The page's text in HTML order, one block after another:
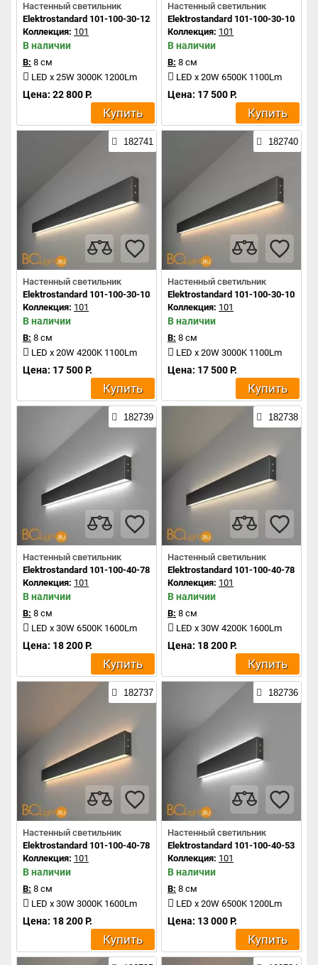
Настенный светильник
Elektrostandard 101-100-30-128 a042933
Коллекция: 101
В наличии
В: 8 см
LED x 25W 3000K 1200Lm
Цена: 22 800 Р.
Купить
Настенный светильник
Elektrostandard 101-100-30-103
Коллекция: 101
В наличии
В: 8 см
LED x 20W 6500K 1100Lm
Цена: 17 500 Р.
Купить
182741
Настенный светильник
Elektrostandard 101-100-30-103 a042930
Коллекция: 101
В наличии
В: 8 см
LED x 20W 4200K 1100Lm
Цена: 17 500 Р.
Купить
182740
Настенный светильник
Elektrostandard 101-100-30-103
Коллекция: 101
В наличии
В: 8 см
LED x 20W 3000K 1100Lm
Цена: 17 500 Р.
Купить
182739
Настенный светильник
Elektrostandard 101-100-40-78 a042928
Коллекция: 101
В наличии
В: 8 см
LED x 30W 6500K 1600Lm
Цена: 18 200 Р.
Купить
182738
Настенный светильник
Elektrostandard 101-100-40-78
Коллекция: 101
В наличии
В: 8 см
LED x 30W 4200K 1600Lm
Цена: 18 200 Р.
Купить
182737
Настенный светильник
Elektrostandard 101-100-40-78 a042926
Коллекция: 101
В наличии
В: 8 см
LED x 30W 3000K 1600Lm
Цена: 18 200 Р.
Купить
182736
Настенный светильник
Elektrostandard 101-100-40-53
Коллекция: 101
В наличии
В: 8 см
LED x 20W 6500K 1200Lm
Цена: 13 000 Р.
Купить